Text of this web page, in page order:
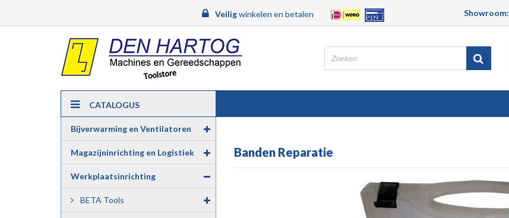
Veiligwinkelen en betalen Showroom:
CATALOGUS
Bijverwarming en Ventilatoren
Magazijninrichting en Logistiek
Werkplaatsinrichting
BETA Tools
Banden Reparatie